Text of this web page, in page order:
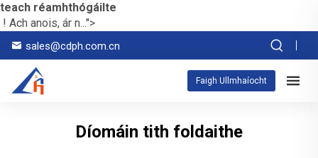
teach réamhthógáilte
! Ach anois, ár n...">
sales@cdph.com.cn
Faigh Ullmhaíocht
Díomáin tith foldaithe